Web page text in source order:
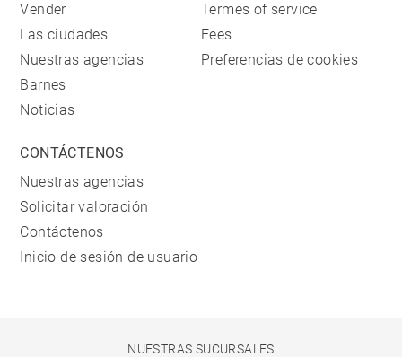
Vender
Las ciudades
Nuestras agencias
Barnes
Noticias
Termes of service
Fees
Preferencias de cookies
CONTÁCTENOS
Nuestras agencias
Solicitar valoración
Contáctenos
Inicio de sesión de usuario
NUESTRAS SUCURSALES